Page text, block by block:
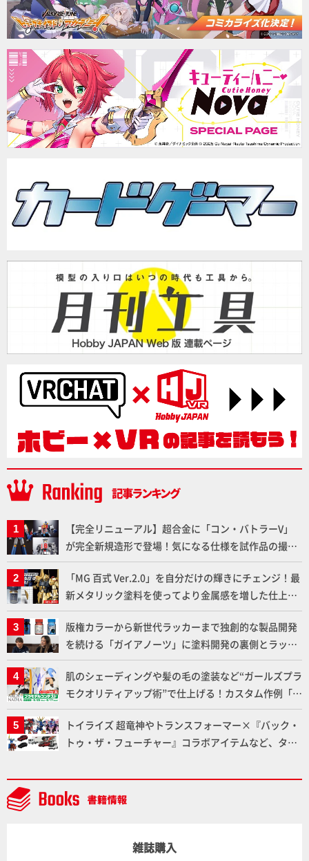
【完全リニューアル】超合金に「コン・バトラーV」
が完全新規造形で登場！気になる仕様を試作品の撮り
下ろしでご紹介!!さらに「大鉄人17」＆「ワンエイ
ト」セット情報もお届け！【超合金の魂】
「MG 百式 Ver.2.0」を自分だけの輝きにチェンジ！最
新メタリック塗料を使ってより金属感を増した仕上が
りに!!【試し読み】
版権カラーから新世代ラッカーまで独創的な製品開発
を続ける「ガイアノーツ」に塗料開発の裏側とラッカ
ー塗料の未来についてインタビュー！
肌のシェーディングや髪の毛の塗装など“ガールズプラ
モクオリティアップ術”で仕上げる！カスタム作例「白
騎士ソフィエラ」が完成！【「アルカナディアプラモ
デルコンテスト」～8月17日（月）11:59まで応募受付
中】
トイライズ 超竜神やトランスフォーマー×『バック・
トゥ・ザ・フューチャー』コラボアイテムなど、タカ
NEWITEM】
雑誌購入